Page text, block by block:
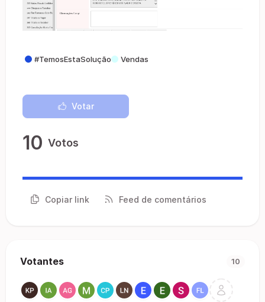
#TemosEstaSolução Vendas
Votar
10 Votos
Copiar link Feed de comentários
Votantes 10